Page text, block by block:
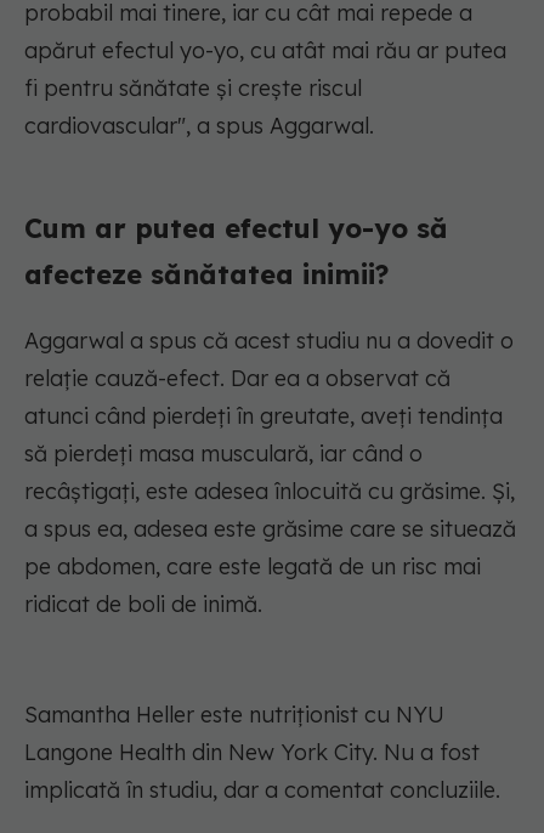
probabil mai tinere, iar cu cât mai repede a
apărut efectul yo-yo, cu atât mai rău ar putea
fi pentru sănătate și crește riscul
cardiovascular", a spus Aggarwal.
Cum ar putea efectul yo-yo să
afecteze sănătatea inimii?
Aggarwal a spus că acest studiu nu a dovedit o
relație cauză-efect. Dar ea a observat că
atunci când pierdeți în greutate, aveți tendința
să pierdeți masa musculară, iar când o
recâștigați, este adesea înlocuită cu grăsime. Și,
a spus ea, adesea este grăsime care se situează
pe abdomen, care este legată de un risc mai
ridicat de boli de inimă.
Samantha Heller este nutriționist cu NYU
Langone Health din New York City. Nu a fost
implicată în studiu, dar a comentat concluziile.